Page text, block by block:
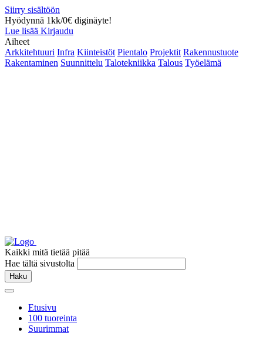
Siirry sisältöön
Hyödynnä 1kk/0€ diginäyte!
Lue lisää Kirjaudu
Aiheet
Arkkitehtuuri Infra Kiinteistöt Pientalo Projektit Rakennustuote
Rakentaminen Suunnittelu Talotekniikka Talous Työelämä
Kaikki mitä tietää pitää
Hae tältä sivustolta
Haku
Etusivu
100 tuoreinta
Suurimmat